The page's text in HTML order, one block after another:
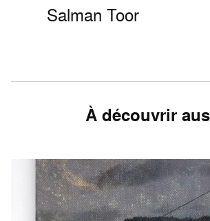
Salman Toor
À découvrir